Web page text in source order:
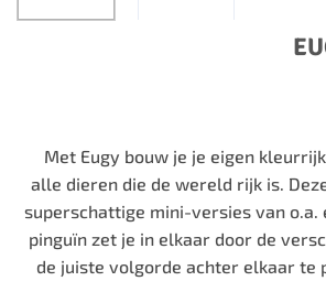
Met Eugy bouw je je eigen
alle dieren die de wereld rijk is.
superschattige mini-versies van o.a.
pinguïn zet je in elkaar door de
de juiste volgorde achter elkaar te